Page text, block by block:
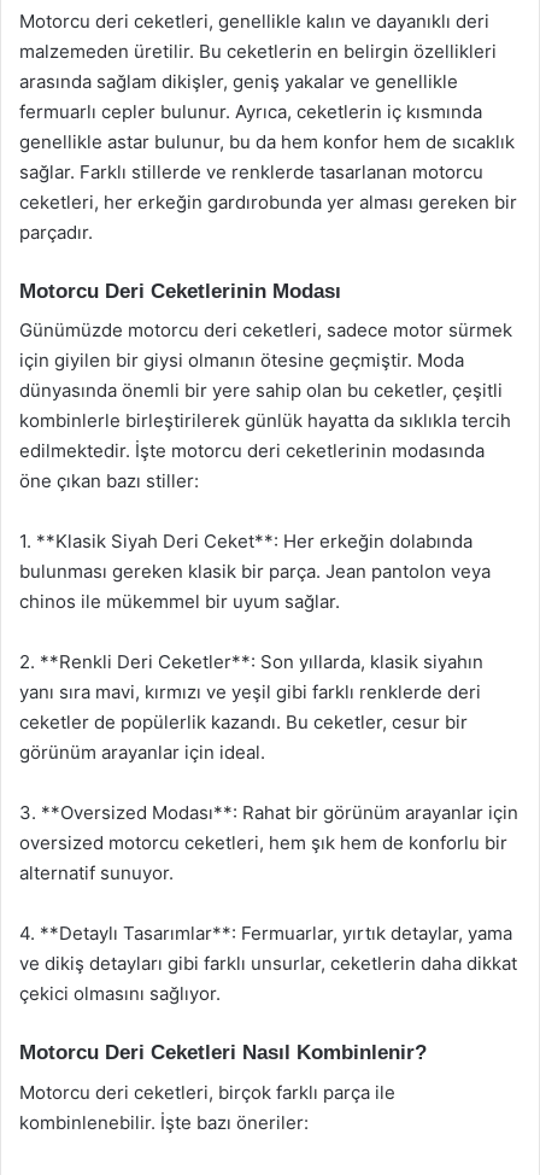
Motorcu deri ceketleri, genellikle kalın ve dayanıklı deri
malzemeden üretilir. Bu ceketlerin en belirgin özellikleri
arasında sağlam dikişler, geniş yakalar ve genellikle
fermuarlı cepler bulunur. Ayrıca, ceketlerin iç kısmında
genellikle astar bulunur, bu da hem konfor hem de sıcaklık
sağlar. Farklı stillerde ve renklerde tasarlanan motorcu
ceketleri, her erkeğin gardırobunda yer alması gereken bir
parçadır.
Motorcu Deri Ceketlerinin Modası
Günümüzde motorcu deri ceketleri, sadece motor sürmek
için giyilen bir giysi olmanın ötesine geçmiştir. Moda
dünyasında önemli bir yere sahip olan bu ceketler, çeşitli
kombinlerle birleştirilerek günlük hayatta da sıklıkla tercih
edilmektedir. İşte motorcu deri ceketlerinin modasında
öne çıkan bazı stiller:
1. **Klasik Siyah Deri Ceket**: Her erkeğin dolabında
bulunması gereken klasik bir parça. Jean pantolon veya
chinos ile mükemmel bir uyum sağlar.
2. **Renkli Deri Ceketler**: Son yıllarda, klasik siyahın
yanı sıra mavi, kırmızı ve yeşil gibi farklı renklerde deri
ceketler de popülerlik kazandı. Bu ceketler, cesur bir
görünüm arayanlar için ideal.
3. **Oversized Modası**: Rahat bir görünüm arayanlar için
oversized motorcu ceketleri, hem şık hem de konforlu bir
alternatif sunuyor.
4. **Detaylı Tasarımlar**: Fermuarlar, yırtık detaylar, yama
ve dikiş detayları gibi farklı unsurlar, ceketlerin daha dikkat
çekici olmasını sağlıyor.
Motorcu Deri Ceketleri Nasıl Kombinlenir?
Motorcu deri ceketleri, birçok farklı parça ile
kombinlenebilir. İşte bazı öneriler: